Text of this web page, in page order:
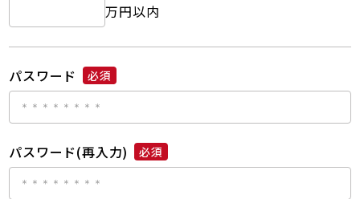
万円以内
パスワード 必須
パスワード(再入力) 必須